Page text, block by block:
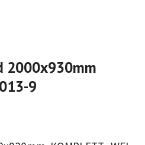
2000x930mm
9